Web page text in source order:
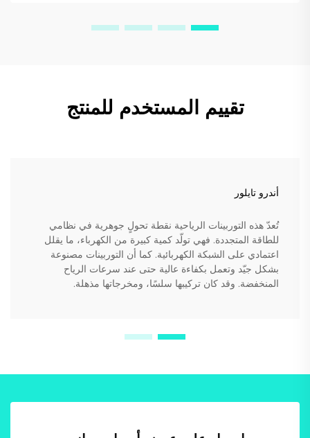
تقييم المستخدم للمنتج
أندرو تايلور
تُعدّ هذه التوربينات الرياحية نقطة تحولٍ جوهرية في نظامي
للطاقة المتجددة. فهي تولّد كمية كبيرة من الكهرباء، ما يقلل
اعتمادي على الشبكة الكهربائية. كما أن التوربينات مصنوعة
بشكل جيّد وتعمل بكفاءة عالية حتى عند سرعات الرياح
المنخفضة. وقد كان تركيبها سلسًا، ومخرجاتها مذهلة.